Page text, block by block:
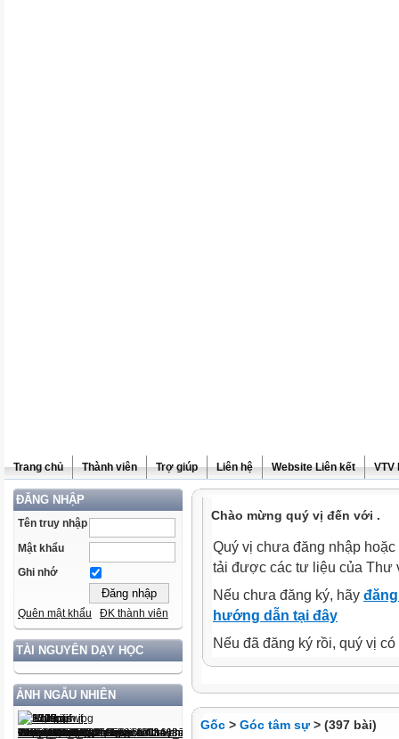
Trang chủ Thành viên Trợ giúp Liên hệ Website Liên kết VTV
ĐĂNG NHẬP
Tên truy nhập
Mật khẩu
Ghi nhớ
Quên mật khẩu ĐK thành viên
TÀI NGUYÊN DẠY HỌC
ẢNH NGẪU NHIÊN
Chào mừng quý vị đến với .
Quý vị chưa đăng nhập
tải được các tư liệu của Thư
Nếu chưa đăng ký, hãy
hướng dẫn tại đây
Nếu đã đăng ký rồi, quý vị
Gốc > Góc tâm sự> (397 bài)